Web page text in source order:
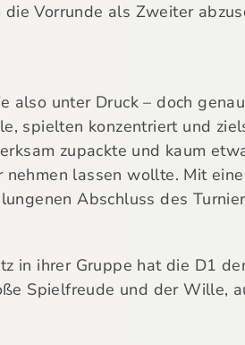
Vorrunde als Zweiter
unter Druck – doch
spielten konzentriert und
zupackte und kaum
lassen wollte. Mit
Abschluss des
in ihrer Gruppe hat die D1
Spielfreude und der Wille,